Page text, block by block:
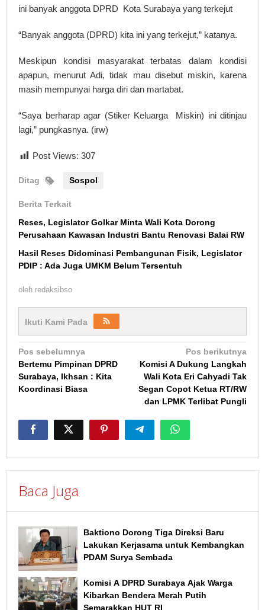
ini banyak anggota DPRD Kota Surabaya yang terkejut
“Banyak anggota (DPRD) kita ini yang terkejut,” katanya.
Meskipun kondisi masyarakat terbatas dalam kondisi
apapun, menurut Adi, tidak mau disebut miskin, karena
masih mempunyai harga diri dan martabat.
“Saya berharap agar (Stiker Keluarga Miskin) ini ditinjau
lagi,” pungkasnya. (irw)
Post Views: 307
Ditag Sospol
Berita Terkait
Reses, Legislator Golkar Minta Wali Kota Dorong
Perusahaan Kawasan Industri Bantu Renovasi Balai RW
Hasil Reses Didominasi Pembangunan Fisik, Legislator
PDIP : Ada Juga UMKM Belum Tersentuh
oleh redaksibso
Ikuti Kami Pada
Navigasi
pos
Pos sebelumnya
Bertemu Pimpinan DPRD
Surabaya, Ikhsan : Kita
Koordinasi Biasa
Pos berikutnya
Komisi A Dukung Langkah
Wali Kota Eri Cahyadi Tak
Segan Copot Ketua RT/RW
dan LPMK Terlibat Pungli
Baca Juga
Baktiono Dorong Tiga Direksi Baru
Lakukan Kerjasama untuk Kembangkan
PDAM Surya Sembada
Komisi A DPRD Surabaya Ajak Warga
Kibarkan Bendera Merah Putih
Semarakkan HUT RI